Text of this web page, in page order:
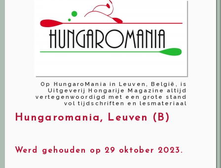
Op HungaroMania in Leuven, België, is
Uitgeverij Hongarije Magazine altijd
vertegenwoordigd met een grote stand
vol tijdschriften en lesmateriaal
Hungaromania, Leuven (B)
Werd gehouden op 29 oktober 2023.